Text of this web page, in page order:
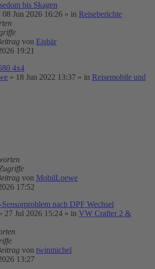
bis Skagen
08 Jun 2026 16:26 » in Reiseberichte
von Eisbär
19:21
4x4
» 18 Jun 2022 13:37 » in Reisemobile und
von MobilLoewe
17:52
nach DPF Wechsel
27 Jul 2026 15:24 » in VW Crafter 2 &
von twinmichel
13:27